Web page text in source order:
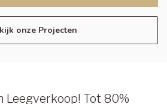
onze Projecten
Leegverkoop! Tot 80%